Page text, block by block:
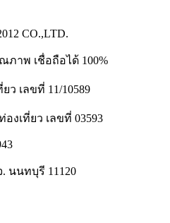
CO.,LTD.
าพ เชื่อถือได้ 100%
เลขที่ 11/10589
งเที่ยว เลขที่ 03593
. นนทบุรี 11120